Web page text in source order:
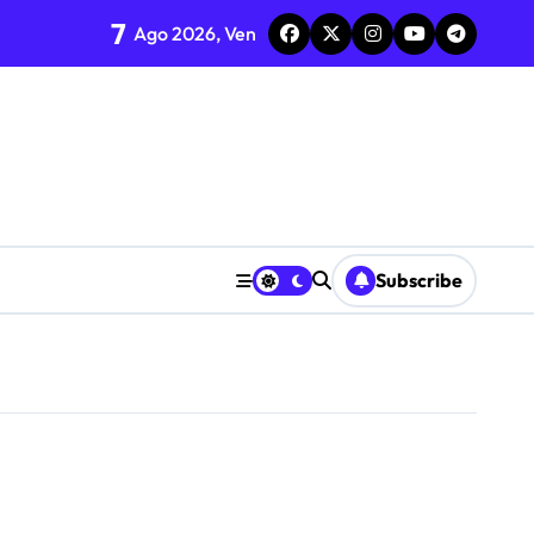
7 Ago 2026, Ven
Subscribe